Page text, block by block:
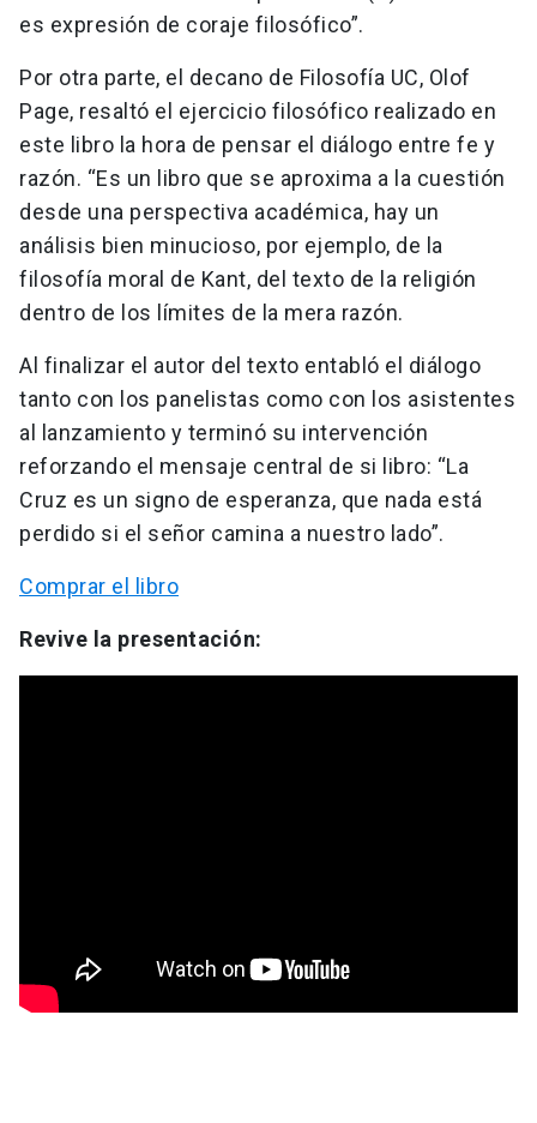
es expresión de coraje filosófico”.
Por otra parte, el decano de Filosofía UC, Olof
Page, resaltó el ejercicio filosófico realizado en
este libro la hora de pensar el diálogo entre fe y
razón. “Es un libro que se aproxima a la cuestión
desde una perspectiva académica, hay un
análisis bien minucioso, por ejemplo, de la
filosofía moral de Kant, del texto de la religión
dentro de los límites de la mera razón.
Al finalizar el autor del texto entabló el diálogo
tanto con los panelistas como con los asistentes
al lanzamiento y terminó su intervención
reforzando el mensaje central de si libro: “La
Cruz es un signo de esperanza, que nada está
perdido si el señor camina a nuestro lado”.
Comprar el libro
Revive la presentación: